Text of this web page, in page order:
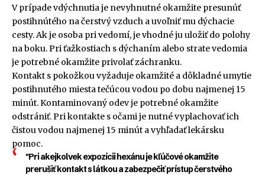
V prípade vdýchnutia je nevyhnutné okamžite presunúť
postihnútého na čerstvý vzduch a uvoľniť mu dýchacie
cesty. Ak je osoba pri vedomí, je vhodné ju uložiť do polohy
na boku. Pri ťažkostiach s dýchaním alebo strate vedomia
je potrebné okamžite privolať záchranku.
Kontakt s pokožkou vyžaduje okamžité a dôkladné umytie
postihnutého miesta tečúcou vodou po dobu najmenej 15
minút. Kontaminovaný odev je potrebné okamžite
odstrániť. Pri kontakte s očami je nutné vyplachovať ich
čistou vodou najmenej 15 minút a vyhľadať lekársku
pomoc.
"Pri akejkolvek expozícii hexánu je kľúčové okamžite
prerušiť kontakt s látkou a zabezpečiť prístup čerstvého